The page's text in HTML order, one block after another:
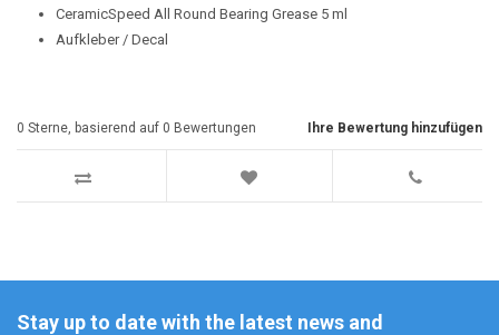
CeramicSpeed All Round Bearing Grease 5 ml
Aufkleber / Decal
Ihre Bewertung hinzufügen
0 Sterne, basierend auf 0 Bewertungen
Stay up to date with the latest news and